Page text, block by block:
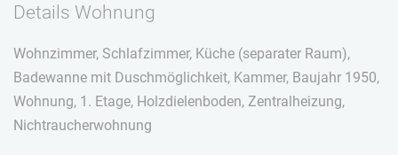
Details Wohnung
Wohnzimmer, Schlafzimmer, Küche (separater Raum),
Badewanne mit Duschmöglichkeit, Kammer, Baujahr 1950,
Wohnung, 1. Etage, Holzdielenboden, Zentralheizung,
Nichtraucherwohnung